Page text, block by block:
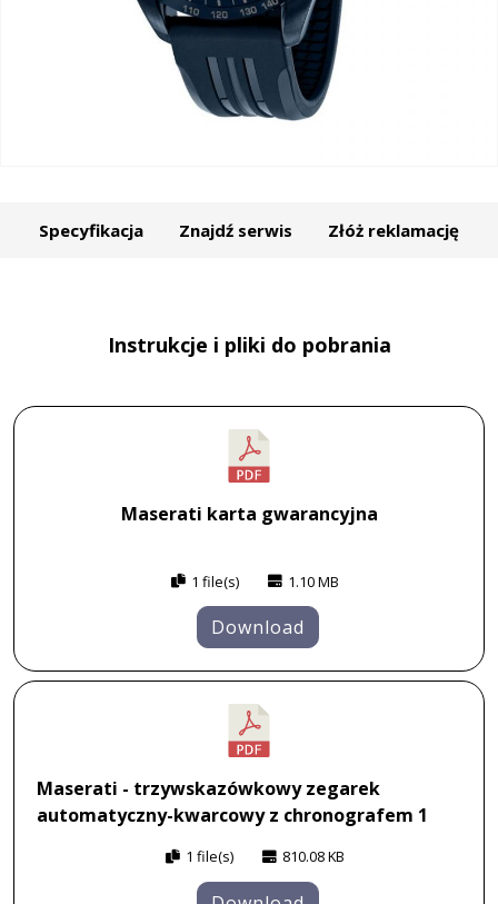
Specyfikacja Znajdź serwis Złóż reklamację
Instrukcje i pliki do pobrania
Maserati karta gwarancyjna
1 file(s) 1.10 MB
Download
Maserati - trzywskazówkowy zegarek
automatyczny-kwarcowy z chronografem 1
1 file(s) 810.08 KB